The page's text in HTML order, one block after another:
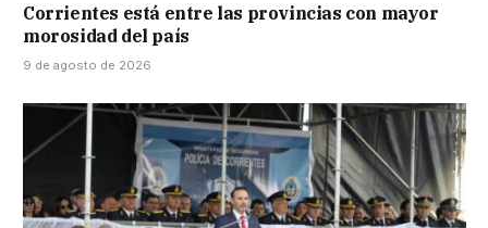
Corrientes está entre las provincias con mayor
morosidad del país
9 de agosto de 2026